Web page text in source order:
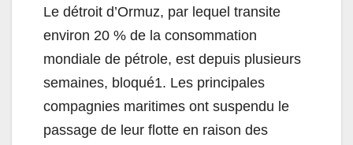
Le détroit d’Ormuz, par lequel transite
environ 20 % de la consommation
mondiale de pétrole, est depuis plusieurs
semaines, bloqué1. Les principales
compagnies maritimes ont suspendu le
passage de leur flotte en raison des